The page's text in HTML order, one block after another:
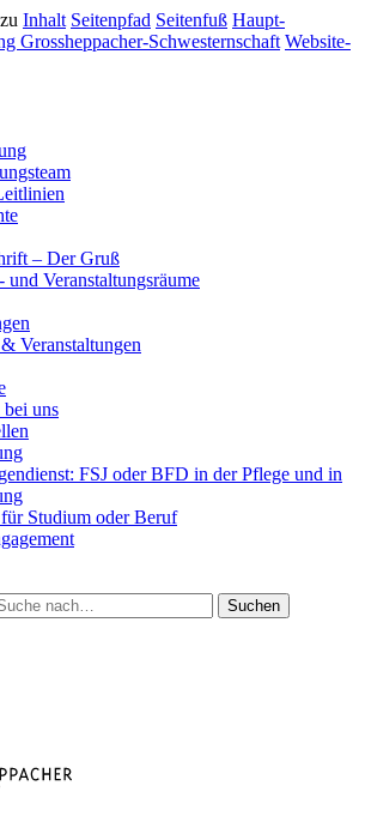
Inhalt Seitenpfad Seitenfuß Haupt-
Grossheppacher-Schwesternschaft Website-
– Der Gruß
und Veranstaltungsräume
Veranstaltungen
uns
FSJ oder BFD in der Pflege und in
Studium oder Beruf
Suchen